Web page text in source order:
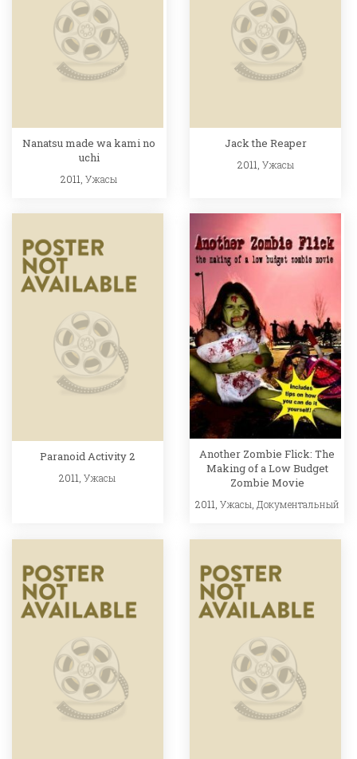
Nanatsu made wa kami no
uchi
2011,Ужасы
Jack the Reaper
2011, Ужасы
Paranoid Activity 2
2011,Ужасы
Another Zombie Flick: The
Making of a Low Budget
Zombie Movie
2011, Ужасы Документальный